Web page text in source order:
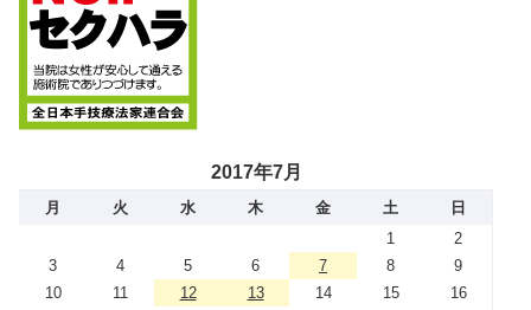
2017年7月
月 火 水 木 金 土
日
1
2
3
4 5 6 7 8
9
10
11 12 13 14 15
16